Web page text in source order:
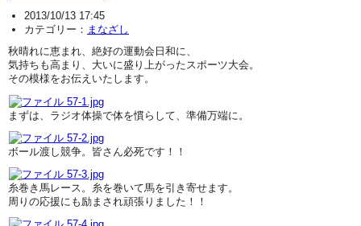
2013/10/13 17:45
カテゴリー： まなざし
秋晴れに恵まれ、絶好の運動会日和に、
気持ちも高まり、大いに盛り上がったスポーツ大会。
その模様をお伝えいたします。
まずは、ラジオ体操で体を慣らして、準備万端に。
ボール渡し競争。皆さん必死です！！
糸巻き馬レース。糸を巻いて馬を引き寄せます。
周りの応援にも励まされ頑張りました！！